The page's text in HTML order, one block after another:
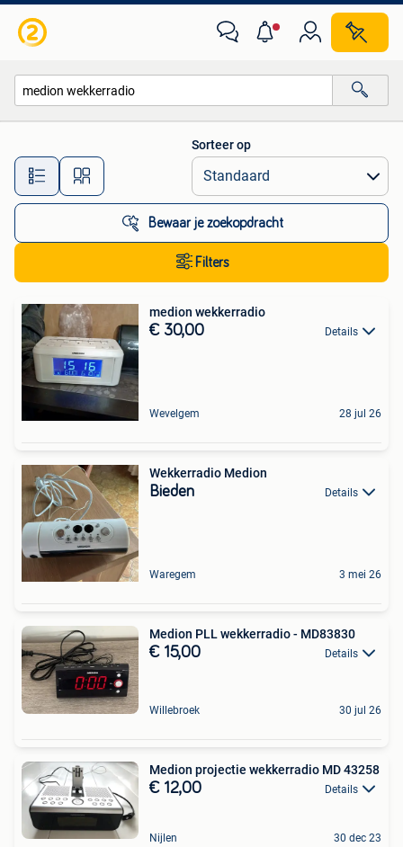
Alle afstanden…
Sorteer op
Bewaar je zoekopdracht
Filters
medion wekkerradio
€ 30,00 Details
Wevelgem 28 jul 26
Wekkerradio Medion
Bieden Details
Waregem 3 mei 26
Medion PLL wekkerradio - MD83830
€ 15,00 Details
Willebroek 30 jul 26
Medion projectie wekkerradio MD 43258
€ 12,00 Details
Nijlen 30 dec 23